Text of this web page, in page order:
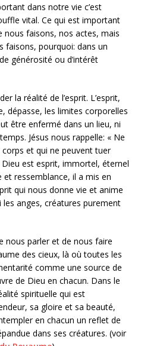
dans notre vie c’est
vital. Ce qui est important
nous faisons, nos actes, mais
faisons, pourquoi: dans un
générosité ou d’intérêt
la réalité de l’esprit. L’esprit,
dépasse, les limites corporelles
être enfermé dans un lieu, ni
Jésus nous rappelle: « Ne
et qui ne peuvent tuer
Dieu est esprit, immortel, éternel
ressemblance, il a mis en
qui nous donne vie et anime
anges, créatures purement
nous parler et de nous faire
des cieux, là où toutes les
comme une source de
de Dieu en chacun. Dans le
spirituelle qui est
sa gloire et sa beauté,
en chacun un reflet de
dans ses créatures. (voir